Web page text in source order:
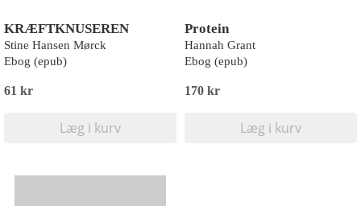
KRÆFTKNUSEREN
Stine Hansen Mørck
Ebog (epub)
61 kr
Læg i kurv
Protein
Hannah Grant
Ebog (epub)
170 kr
Læg i kurv